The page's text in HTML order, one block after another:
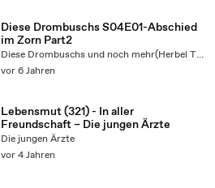
Diese Drombuschs S04E01-Abschied
im Zorn Part2
Diese Drombuschs und noch mehr(Herbel TV5)
vor 6 Jahren
Lebensmut (321) - In aller
Freundschaft – Die jungen Ärzte
Die jungen Ärzte
vor 4 Jahren